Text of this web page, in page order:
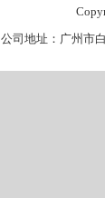
公司地址：广州市